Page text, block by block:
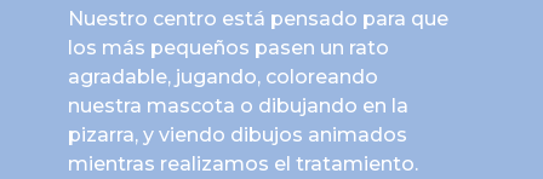
Nuestro centro está pensado para que
los más pequeños pasen un rato
agradable, jugando, coloreando
nuestra mascota o dibujando en la
pizarra, y viendo dibujos animados
mientras realizamos el tratamiento.